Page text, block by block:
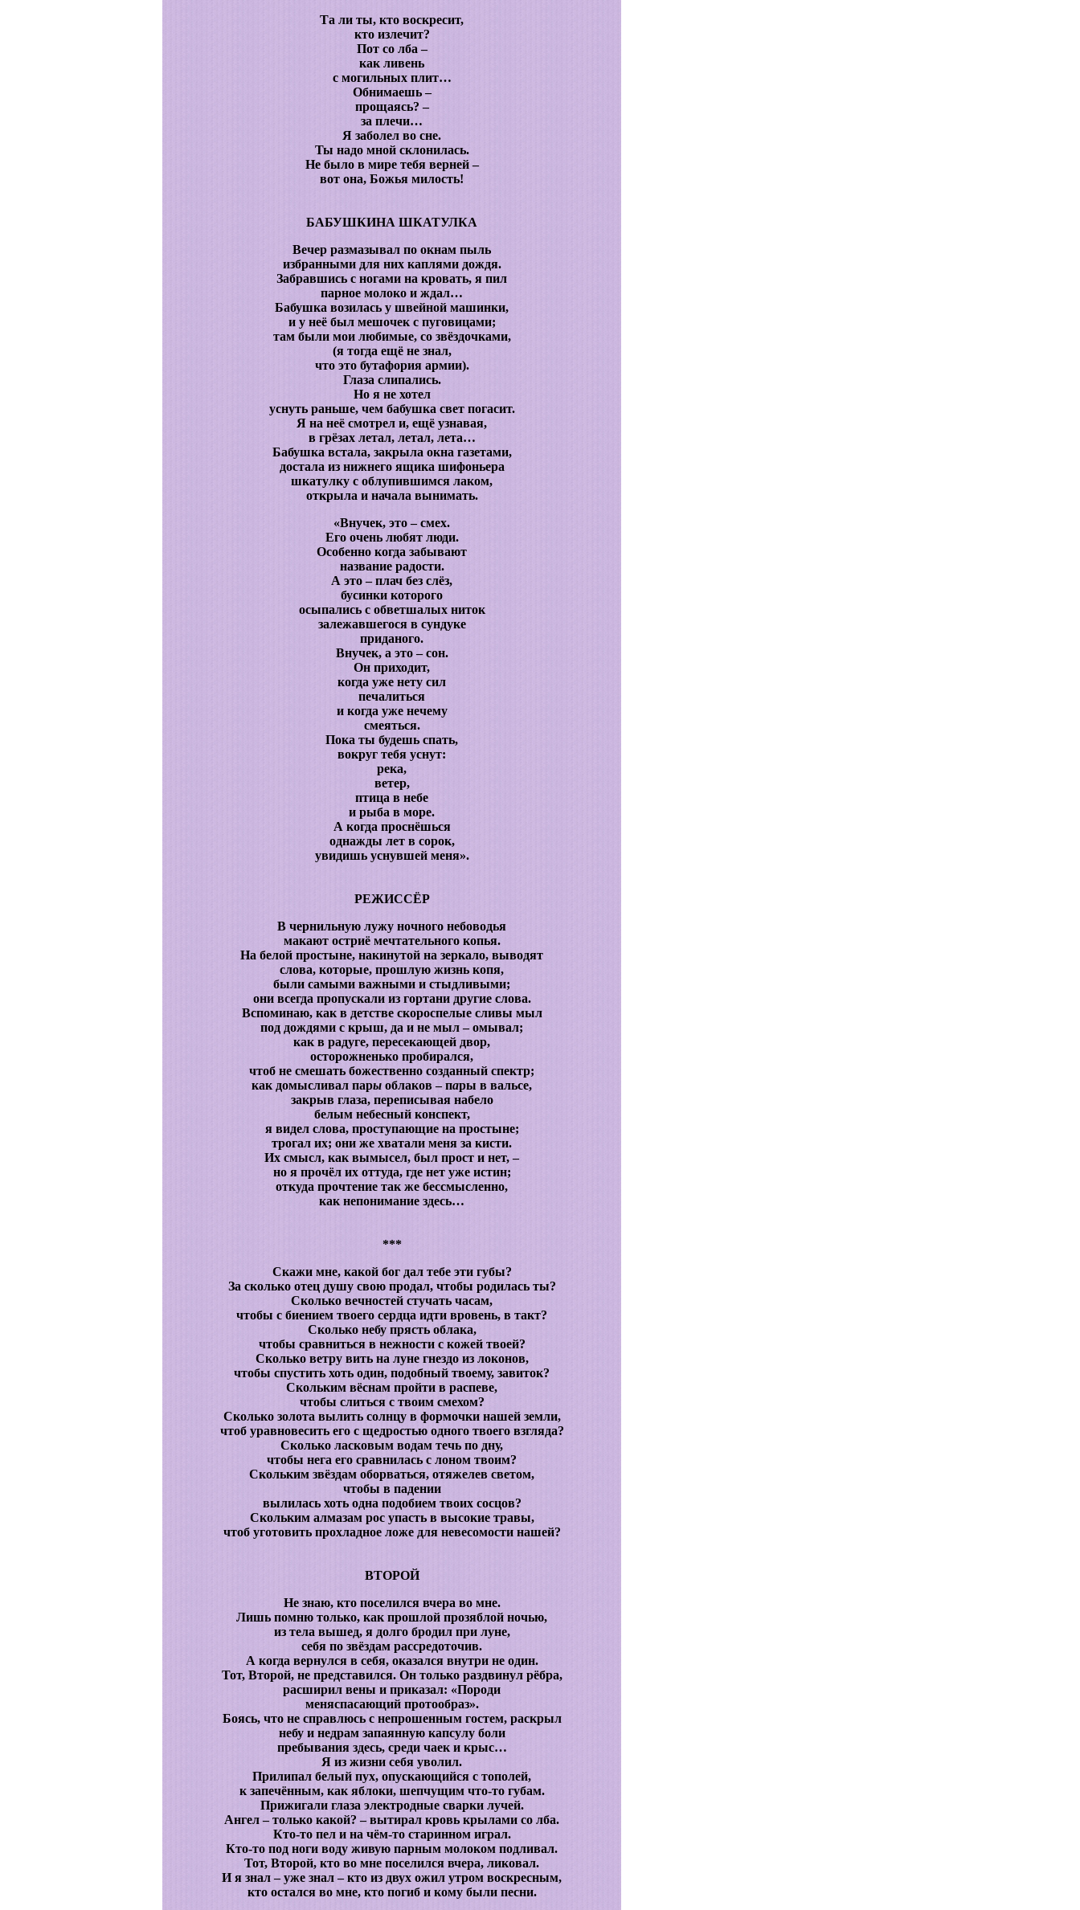
Та ли ты, кто воскресит,
кто излечит?
Пот со лба –
как ливень
с могильных плит…
Обнимаешь –
прощаясь? –
за плечи…
Я заболел во сне.
Ты надо мной склонилась.
Не было в мире тебя верней –
вот она, Божья милость!
БАБУШКИНА ШКАТУЛКА
Вечер размазывал по окнам пыль
избранными для них каплями дождя.
Забравшись с ногами на кровать, я пил
парное молоко и ждал…
Бабушка возилась у швейной машинки,
и у неё был мешочек с пуговицами;
там были мои любимые, со звёздочками,
(я тогда ещё не знал,
что это бутафория армии).
Глаза слипались.
Но я не хотел
уснуть раньше, чем бабушка свет погасит.
Я на неё смотрел и, ещё узнавая,
в грёзах летал, летал, лета…
Бабушка встала, закрыла окна газетами,
достала из нижнего ящика шифоньера
шкатулку с облупившимся лаком,
открыла и начала вынимать.
«Внучек, это – смех.
Его очень любят люди.
Особенно когда забывают
название радости.
А это – плач без слёз,
бусинки которого
осыпались с обветшалых ниток
залежавшегося в сундуке
приданого.
Внучек, а это – сон.
Он приходит,
когда уже нету сил
печалиться
и когда уже нечему
смеяться.
Пока ты будешь спать,
вокруг тебя уснут:
река,
ветер,
птица в небе
и рыба в море.
А когда проснёшься
однажды лет в сорок,
увидишь уснувшей меня».
РЕЖИССЁР
В чернильную лужу ночного небоводья
макают остриё мечтательного копья.
На белой простыне, накинутой на зеркало, выводят
слова, которые, прошлую жизнь копя,
были самыми важными и стыдливыми;
они всегда пропускали из гортани другие слова.
Вспоминаю, как в детстве скороспелые сливы мыл
под дождями с крыш, да и не мыл – омывал;
как в радуге, пересекающей двор,
осторожненько пробирался,
чтоб не смешать божественно созданный спектр;
как домысливал пары облаков – пары в вальсе,
закрыв глаза, переписывая набело
белым небесный конспект,
я видел слова, проступающие на простыне;
трогал их; они же хватали меня за кисти.
Их смысл, как вымысел, был прост и нет, –
но я прочёл их оттуда, где нет уже истин;
откуда прочтение так же бессмысленно,
как непонимание здесь…
***
Скажи мне, какой бог дал тебе эти губы?
За сколько отец душу свою продал, чтобы родилась ты?
Сколько вечностей стучать часам,
чтобы с биением твоего сердца идти вровень, в такт?
Сколько небу прясть облака,
чтобы сравниться в нежности с кожей твоей?
Сколько ветру вить на луне гнездо из локонов,
чтобы спустить хоть один, подобный твоему, завиток?
Скольким вёснам пройти в распеве,
чтобы слиться с твоим смехом?
Сколько золота вылить солнцу в формочки нашей земли,
чтоб уравновесить его с щедростью одного твоего взгляда?
Сколько ласковым водам течь по дну,
чтобы нега его сравнилась с лоном твоим?
Скольким звёздам оборваться, отяжелев светом,
чтобы в падении
вылилась хоть одна подобием твоих сосцов?
Скольким алмазам рос упасть в высокие травы,
чтоб уготовить прохладное ложе для невесомости нашей?
ВТОРОЙ
Не знаю, кто поселился вчера во мне.
Лишь помню только, как прошлой прозяблой ночью,
из тела вышед, я долго бродил при луне,
себя по звёздам рассредоточив.
А когда вернулся в себя, оказался внутри не один.
Тот, Второй, не представился. Он только раздвинул рёбра,
расширил вены и приказал: «Породи
меняспасающий протообраз».
Боясь, что не справлюсь с непрошенным гостем, раскрыл
небу и недрам запаянную капсулу боли
пребывания здесь, среди чаек и крыс…
Я из жизни себя уволил.
Прилипал белый пух, опускающийся с тополей,
к запечённым, как яблоки, шепчущим что-то губам.
Прижигали глаза электродные сварки лучей.
Ангел – только какой? – вытирал кровь крылами со лба.
Кто-то пел и на чём-то старинном играл.
Кто-то под ноги воду живую парным молоком подливал.
Тот, Второй, кто во мне поселился вчера, ликовал.
И я знал – уже знал – кто из двух ожил утром воскресным,
кто остался во мне, кто погиб и кому были песни.